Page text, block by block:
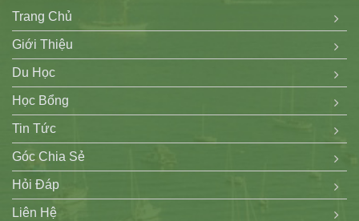
Trang Chủ
Giới Thiệu
Du Học
Học Bổng
Tin Tức
Góc Chia Sẻ
Hỏi Đáp
Liên Hệ